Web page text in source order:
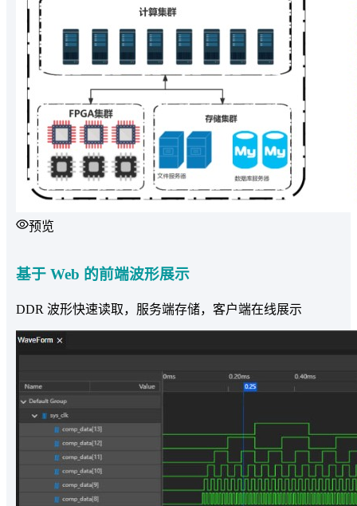
预览
基于 Web 的前端波形展示
DDR 波形快速读取，服务端存储，客户端在线展示